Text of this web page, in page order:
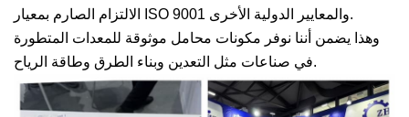
الالتزام الصارم بمعيار ISO 9001 والمعايير الدولية الأخرى.
وهذا يضمن أننا نوفر مكونات محامل موثوقة للمعدات المتطورة
في صناعات مثل التعدين وبناء الطرق وطاقة الرياح.